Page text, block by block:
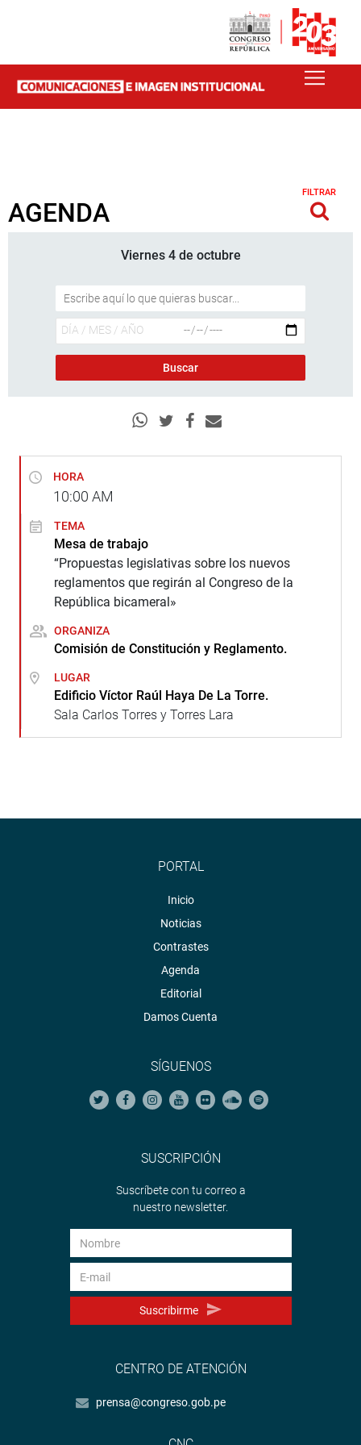
AGENDA
FILTRAR
Viernes 4 de octubre
HORA
10:00 AM
TEMA
Mesa de trabajo
“Propuestas legislativas sobre los nuevos
reglamentos que regirán al Congreso de la
República bicameral»
ORGANIZA
Comisión de Constitución y Reglamento.
LUGAR
Edificio Víctor Raúl Haya De La Torre.
Sala Carlos Torres y Torres Lara
PORTAL
Inicio
Noticias
Contrastes
Agenda
Editorial
Damos Cuenta
SÍGUENOS
SUSCRIPCIÓN
Suscríbete con tu correo a
nuestro newsletter.
Suscribirme
CENTRO DE ATENCIÓN
prensa@congreso.gob.pe